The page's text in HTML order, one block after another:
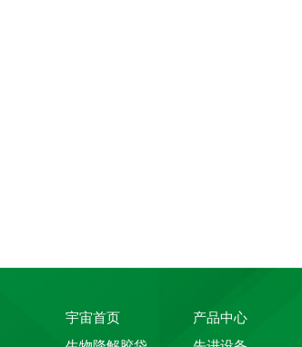
宇宙首页
产品中心